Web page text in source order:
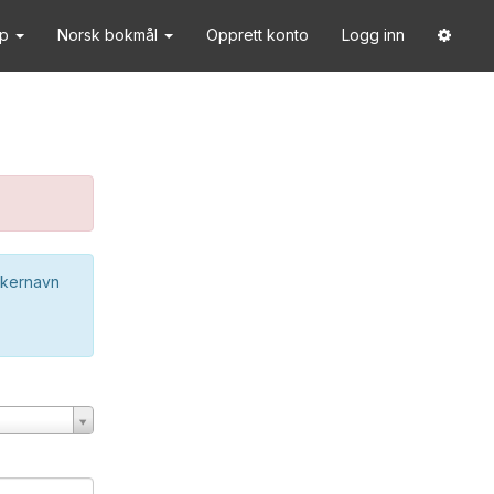
Norsk bokmål Opprett konto Logg inn